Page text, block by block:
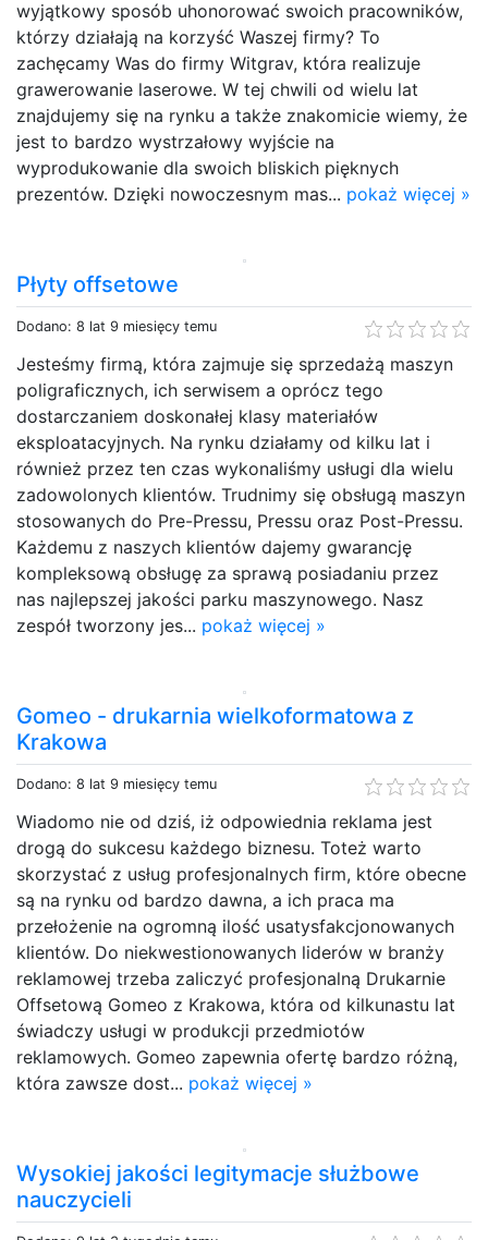
wyjątkowy sposób uhonorować swoich pracowników,
którzy działają na korzyść Waszej firmy? To
zachęcamy Was do firmy Witgrav, która realizuje
grawerowanie laserowe. W tej chwili od wielu lat
znajdujemy się na rynku a także znakomicie wiemy, że
jest to bardzo wystrzałowy wyjście na
wyprodukowanie dla swoich bliskich pięknych
prezentów. Dzięki nowoczesnym mas... pokaż więcej »
Płyty offsetowe
Dodano: 8 lat 9 miesięcy temu
Jesteśmy firmą, która zajmuje się sprzedażą maszyn
poligraficznych, ich serwisem a oprócz tego
dostarczaniem doskonałej klasy materiałów
eksploatacyjnych. Na rynku działamy od kilku lat i
również przez ten czas wykonaliśmy usługi dla wielu
zadowolonych klientów. Trudnimy się obsługą maszyn
stosowanych do Pre-Pressu, Pressu oraz Post-Pressu.
Każdemu z naszych klientów dajemy gwarancję
kompleksową obsługę za sprawą posiadaniu przez
nas najlepszej jakości parku maszynowego. Nasz
zespół tworzony jes... pokaż więcej »
Gomeo - drukarnia wielkoformatowa z
Krakowa
Dodano: 8 lat 9 miesięcy temu
Wiadomo nie od dziś, iż odpowiednia reklama jest
drogą do sukcesu każdego biznesu. Toteż warto
skorzystać z usług profesjonalnych firm, które obecne
są na rynku od bardzo dawna, a ich praca ma
przełożenie na ogromną ilość usatysfakcjonowanych
klientów. Do niekwestionowanych liderów w branży
reklamowej trzeba zaliczyć profesjonalną Drukarnie
Offsetową Gomeo z Krakowa, która od kilkunastu lat
świadczy usługi w produkcji przedmiotów
reklamowych. Gomeo zapewnia ofertę bardzo różną,
która zawsze dost... pokaż więcej »
Wysokiej jakości legitymacje służbowe
nauczycieli